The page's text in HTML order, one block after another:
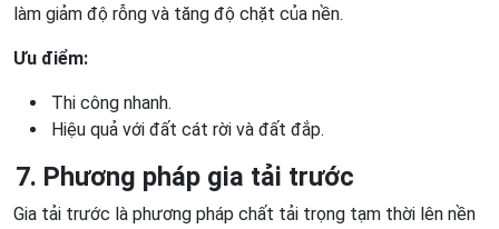
làm giảm độ rỗng và tăng độ chặt của nền.
Ưu điểm:
Thi công nhanh.
Hiệu quả với đất cát rời và đất đắp.
7. Phương pháp gia tải trước
Gia tải trước là phương pháp chất tải trọng tạm thời lên nền